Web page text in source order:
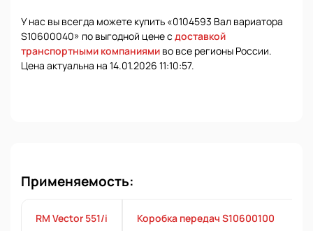
У нас вы всегда можете купить «0104593 Вал вариатора
S10600040» по выгодной цене с доставкой
транспортными компаниями во все регионы России.
Цена актуальна на 14.01.2026 11:10:57.
Применяемость:
RM Vector 551/i Коробка передач S10600100